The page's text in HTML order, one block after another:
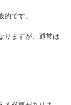
です。
りますが、通常は